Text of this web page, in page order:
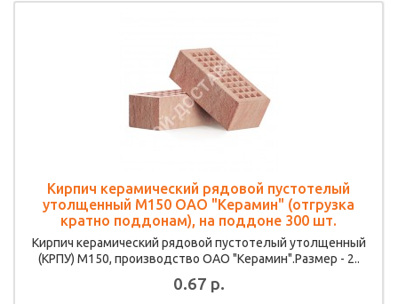
Кирпич керамический рядовой пустотелый
утолщенный М150 ОАО "Керамин" (отгрузка
кратно поддонам), на поддоне 300 шт.
Кирпич керамический рядовой пустотелый утолщенный
(КРПУ) М150, производство ОАО "Керамин".Размер - 2..
0.67 р.